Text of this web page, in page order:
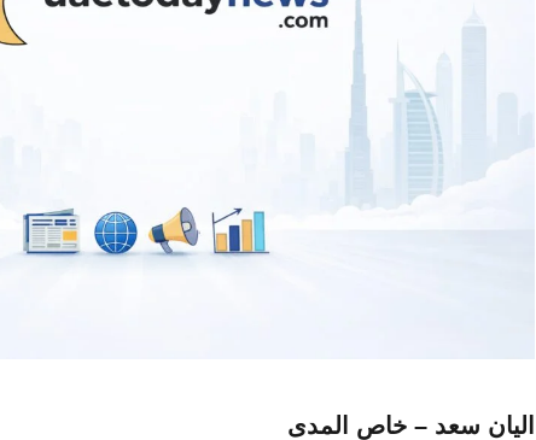
اليان سعد – خاص المدى